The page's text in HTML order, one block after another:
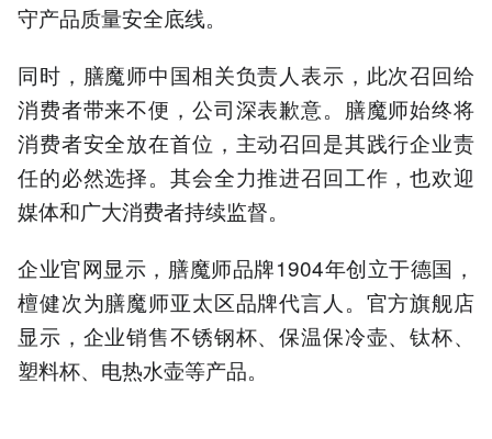
守产品质量安全底线。
同时，膳魔师中国相关负责人表示，此次召回给
消费者带来不便，公司深表歉意。膳魔师始终将
消费者安全放在首位，主动召回是其践行企业责
任的必然选择。其会全力推进召回工作，也欢迎
媒体和广大消费者持续监督。
企业官网显示，膳魔师品牌1904年创立于德国，
檀健次为膳魔师亚太区品牌代言人。官方旗舰店
显示，企业销售不锈钢杯、保温保冷壶、钛杯、
塑料杯、电热水壶等产品。